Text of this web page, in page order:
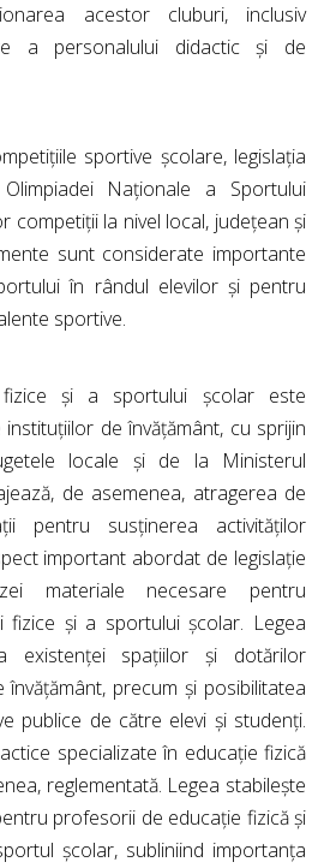
acestor cluburi, inclusiv
a personalului didactic și de
sportive școlare, legislația
Naționale a Sportului
competiții la nivel local, județean și
sunt considerate importante
în rândul elevilor și pentru
sportive.
fizice și a sportului școlar este
de învățământ, cu sprijin
locale și de la Ministerul
de asemenea, atragerea de
pentru susținerea activităților
important abordat de legislație
materiale necesare pentru
fizice și a sportului școlar. Legea
existenței spațiilor și dotărilor
precum și posibilitatea
publice de către elevi și studenți.
specializate în educație fizică
reglementată. Legea stabilește
profesorii de educație fizică și
școlar, subliniind importanța